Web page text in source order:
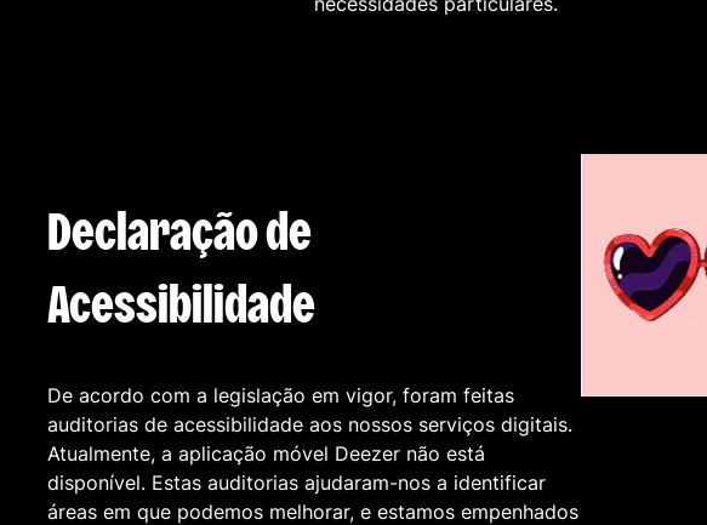
Declaração de
Acessibilidade
De acordo com a legislação em vigor, foram feitas
auditorias de acessibilidade aos nossos serviços digitais.
Atualmente, a aplicação móvel Deezer não está
disponível. Estas auditorias ajudaram-nos a identificar
áreas em que podemos melhorar, e estamos empenhados